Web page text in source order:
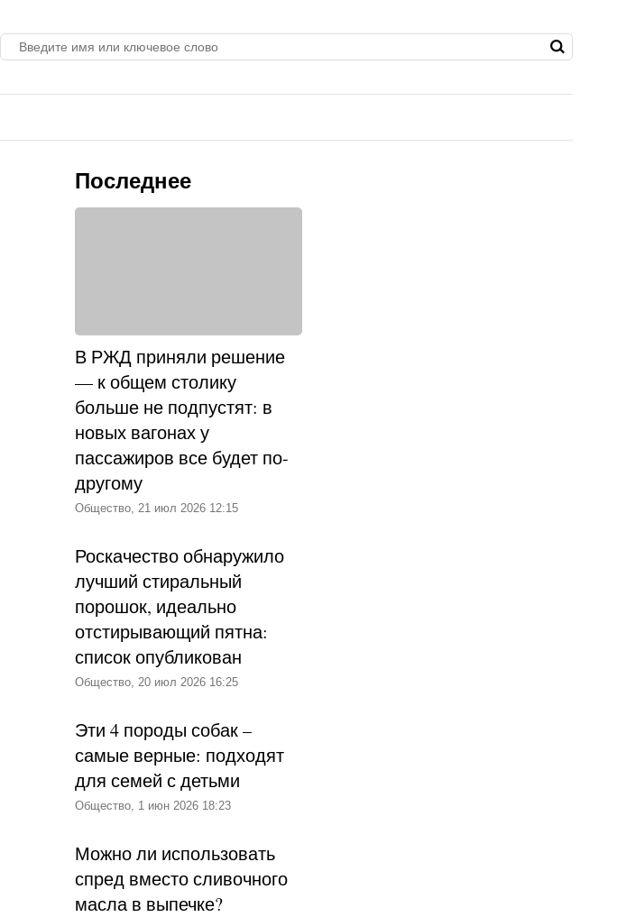
Последнее
В РЖД приняли решение
— к общем столику
больше не подпустят: в
новых вагонах у
пассажиров все будет по-
другому
Общество, 21 июл 2026 12:15
Роскачество обнаружило
лучший стиральный
порошок, идеально
отстирывающий пятна:
список опубликован
Общество, 20 июл 2026 16:25
Эти 4 породы собак –
самые верные: подходят
для семей с детьми
Общество, 1 июн 2026 18:23
Можно ли использовать
спред вместо сливочного
масла в выпечке?